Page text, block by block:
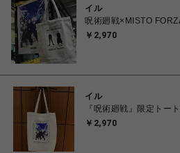
イル
呪術廻戦×MISTO
￥2,970
イル
『呪術廻戦』限定トー
￥2,970